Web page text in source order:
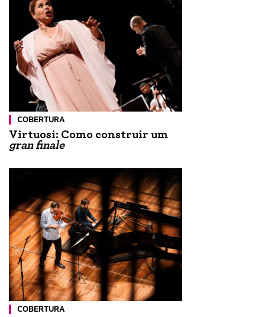
COBERTURA
Virtuosi: Como construir um
gran finale
COBERTURA